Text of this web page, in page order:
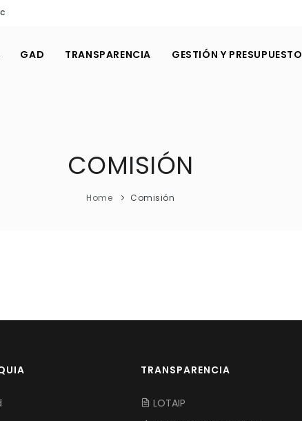
GAD TRANSPARENCIA GESTIÓN Y PRESUPUESTO
COMISIÓN
Home Comisión
TRANSPARENCIA
LOTAIP